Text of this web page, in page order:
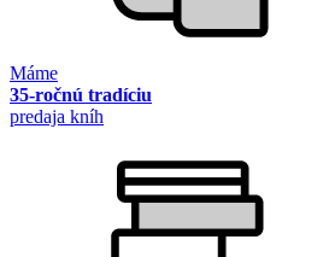
Máme
35-ročnú tradíciu
predaja kníh